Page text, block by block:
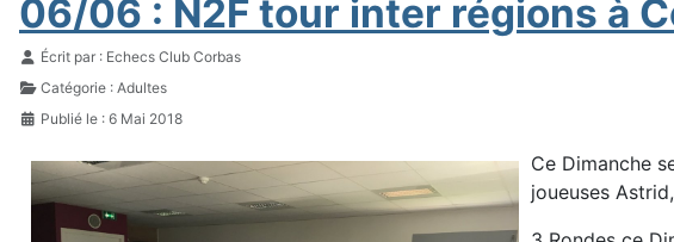
06/06 : N2F tour inter régions à
Détails
Écrit par : Echecs Club Corbas
Catégorie : Adultes
Publié le : 6 Mai 2018
Ce Dimanche
joueuses